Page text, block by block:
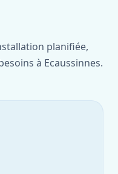
planifiée,
à Ecaussinnes.